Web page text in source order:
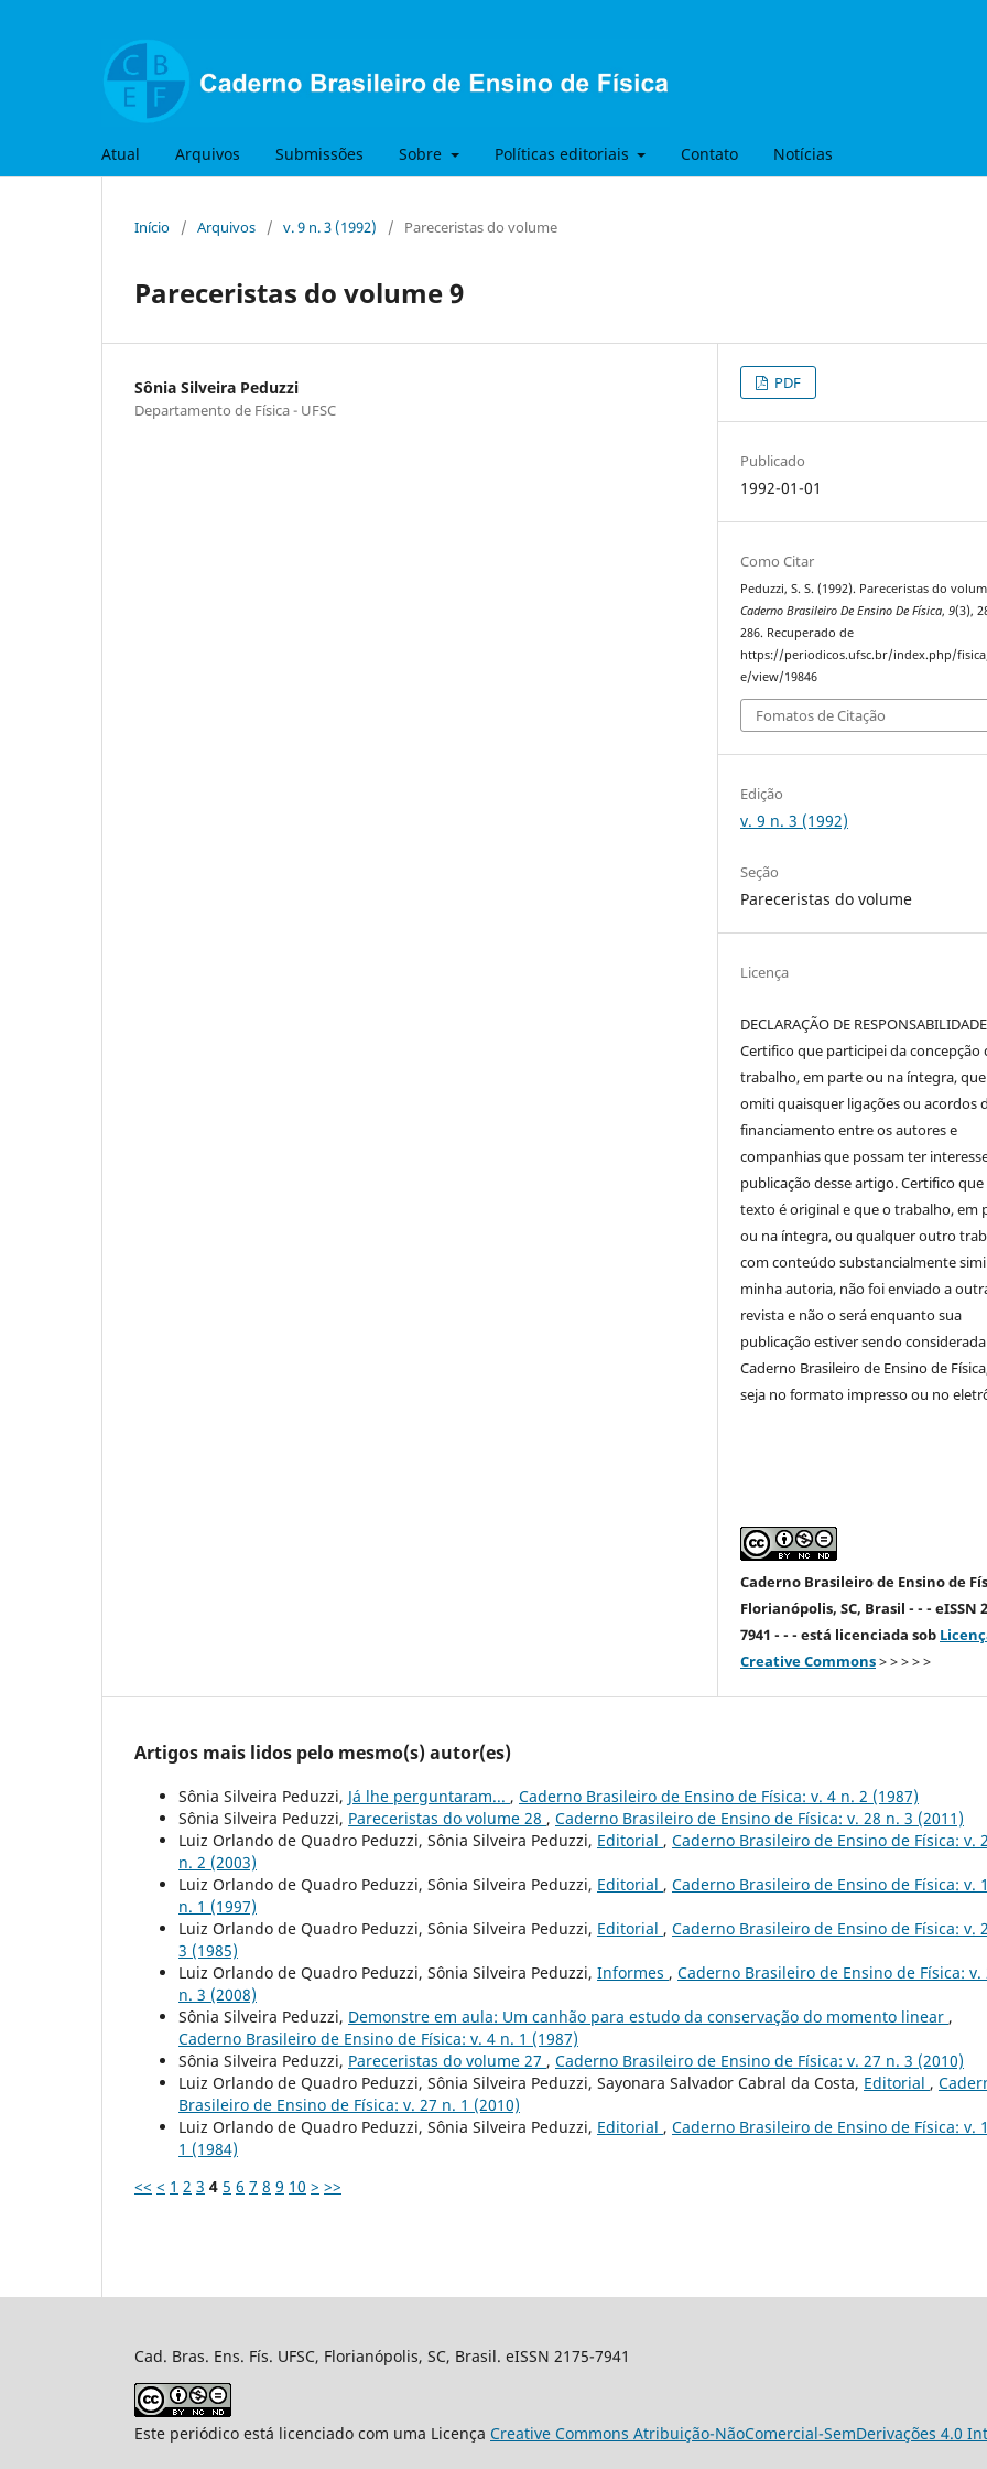
Atual Arquivos Submissões Sobre Políticas editoriais Contato Notícias
Início / Arquivos / v. 9 n. 3 (1992) / Pareceristas do volume
Pareceristas do volume 9
Sônia Silveira Peduzzi
Departamento de Física - UFSC
PDF
Publicado
1992-01-01
Como Citar
Peduzzi, S. S. (1992). Pareceristas do
Caderno Brasileiro De Ensino De Física,9(3),
286. Recuperado de
https://periodicos.ufsc.br/index.php/
e/view/19846
Fomatos de Citação
Edição
v. 9 n. 3 (1992)
Seção
Pareceristas do volume
Licença
DECLARAÇÃO DE RESPONSABILIDADE
Certifico que participei da concepção
trabalho, em parte ou na íntegra,
omiti quaisquer ligações ou acordos
financiamento entre os autores e
companhias que possam ter
publicação desse artigo. Certifico que
texto é original e que o trabalho, em
ou na íntegra, ou qualquer outro
com conteúdo substancialmente
minha autoria, não foi enviado a
revista e não o será enquanto sua
publicação estiver sendo
Caderno Brasileiro de Ensino de
seja no formato impresso ou no
Caderno Brasileiro de Ensino de
Florianópolis, SC, Brasil - - - eISSN
7941 - - - está licenciada sob
Creative Commons> > > > >
Artigos mais lidos pelo mesmo(s) autor(es)
Sônia Silveira Peduzzi, Já lhe perguntaram... , Caderno Brasileiro de Ensino de Física: v. 4 n. 2 (1987)
Sônia Silveira Peduzzi, Pareceristas do volume 28 , Caderno Brasileiro de Ensino de Física: v. 28 n. 3 (2011)
Luiz Orlando de Quadro Peduzzi, Sônia Silveira Peduzzi, Editorial , Caderno Brasileiro de Ensino de Física: v.
n. 2 (2003)
Luiz Orlando de Quadro Peduzzi, Sônia Silveira Peduzzi, Editorial , Caderno Brasileiro de Ensino de Física: v.
n. 1 (1997)
Luiz Orlando de Quadro Peduzzi, Sônia Silveira Peduzzi, Editorial , Caderno Brasileiro de Ensino de Física: v.
3 (1985)
Luiz Orlando de Quadro Peduzzi, Sônia Silveira Peduzzi, Informes , Caderno Brasileiro de Ensino de Física: v.
n. 3 (2008)
Sônia Silveira Peduzzi, Demonstre em aula: Um canhão para estudo da conservação do momento linear ,
Caderno Brasileiro de Ensino de Física: v. 4 n. 1 (1987)
Sônia Silveira Peduzzi, Pareceristas do volume 27 , Caderno Brasileiro de Ensino de Física: v. 27 n. 3 (2010)
Luiz Orlando de Quadro Peduzzi, Sônia Silveira Peduzzi, Sayonara Salvador Cabral da Costa, Editorial ,
Brasileiro de Ensino de Física: v. 27 n. 1 (2010)
Luiz Orlando de Quadro Peduzzi, Sônia Silveira Peduzzi, Editorial , Caderno Brasileiro de Ensino de Física: v.
1 (1984)
<< < 1 2 3 4 5 6 7 8 9 10 > >>
Cad. Bras. Ens. Fís. UFSC, Florianópolis, SC, Brasil. eISSN 2175-7941
Este periódico está licenciado com uma Licença Creative Commons Atribuição-NãoComercial-SemDerivações 4.0